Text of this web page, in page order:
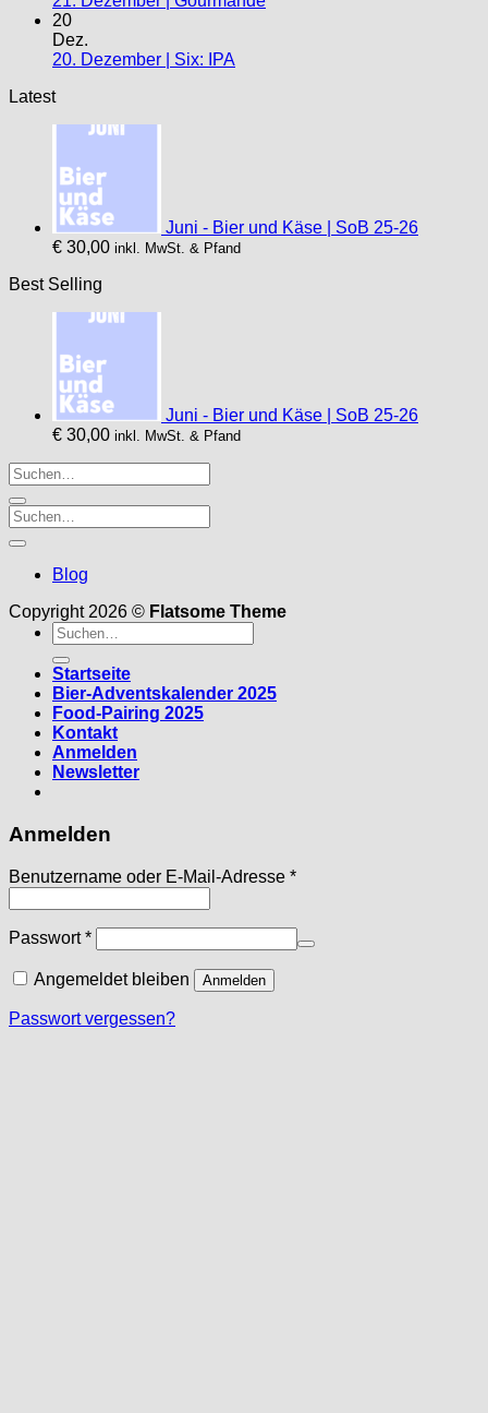
20
Dez.
20. Dezember | Six: IPA
Latest
Juni - Bier und Käse | SoB 25-26
€ 30,00 inkl. MwSt. & Pfand
Best Selling
Juni - Bier und Käse | SoB 25-26
€ 30,00 inkl. MwSt. & Pfand
Blog
Copyright 2026 © Flatsome Theme
Suche
nach:
Startseite
Bier-Adventskalender 2025
Food-Pairing 2025
Kontakt
Anmelden
Newsletter
Anmelden
Benutzername oder E-Mail-Adresse *Erforderlich
Passwort*Erforderlich
Angemeldet bleiben Anmelden
Passwort vergessen?